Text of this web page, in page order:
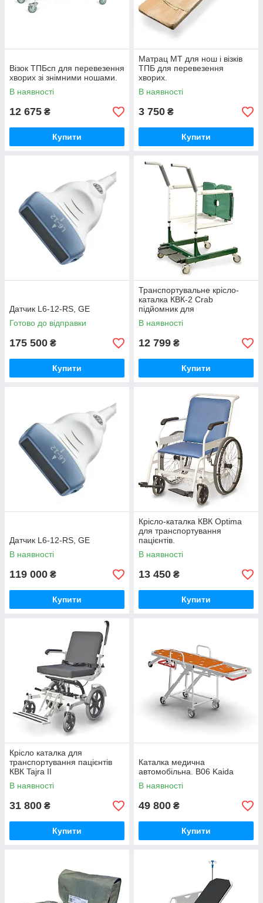
Візок ТПБсп для перевезення
хворих зі знімними ношами.
В наявності
12 675 ₴
Купити
Матрац МТ для нош і візків
ТПБ для перевезення
хворих.
В наявності
3 750 ₴
Купити
Датчик L6-12-RS, GE
Готово до відправки
175 500 ₴
Купити
Транспортувальне крісло-
каталка КВК-2 Crab
підйомник для
транспортування пацієнтів.
В наявності
12 799 ₴
Купити
Датчик L6-12-RS, GE
В наявності
119 000 ₴
Купити
Крісло-каталка КВК Optima
для транспортування
пацієнтів.
В наявності
13 450 ₴
Купити
Крісло каталка для
транспортування пацієнтів
КВК Tajra II
В наявності
31 800 ₴
Купити
Каталка медична
автомобільна. В06 Kaida
В наявності
49 800 ₴
Купити